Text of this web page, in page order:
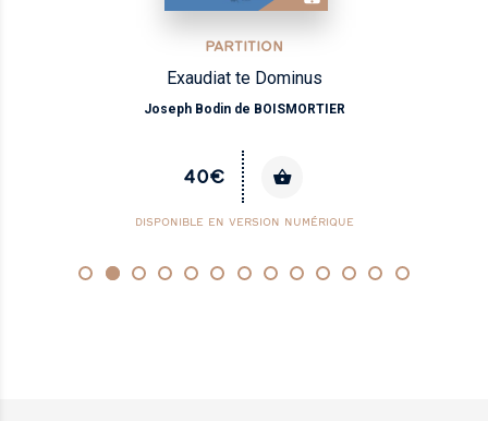
PARTITION
Exaudiat te Dominus
Joseph Bodin de BOISMORTIER
40€
DISPONIBLE EN VERSION NUMÉRIQUE